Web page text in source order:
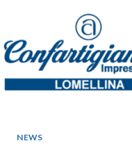
contenuto
NEWS